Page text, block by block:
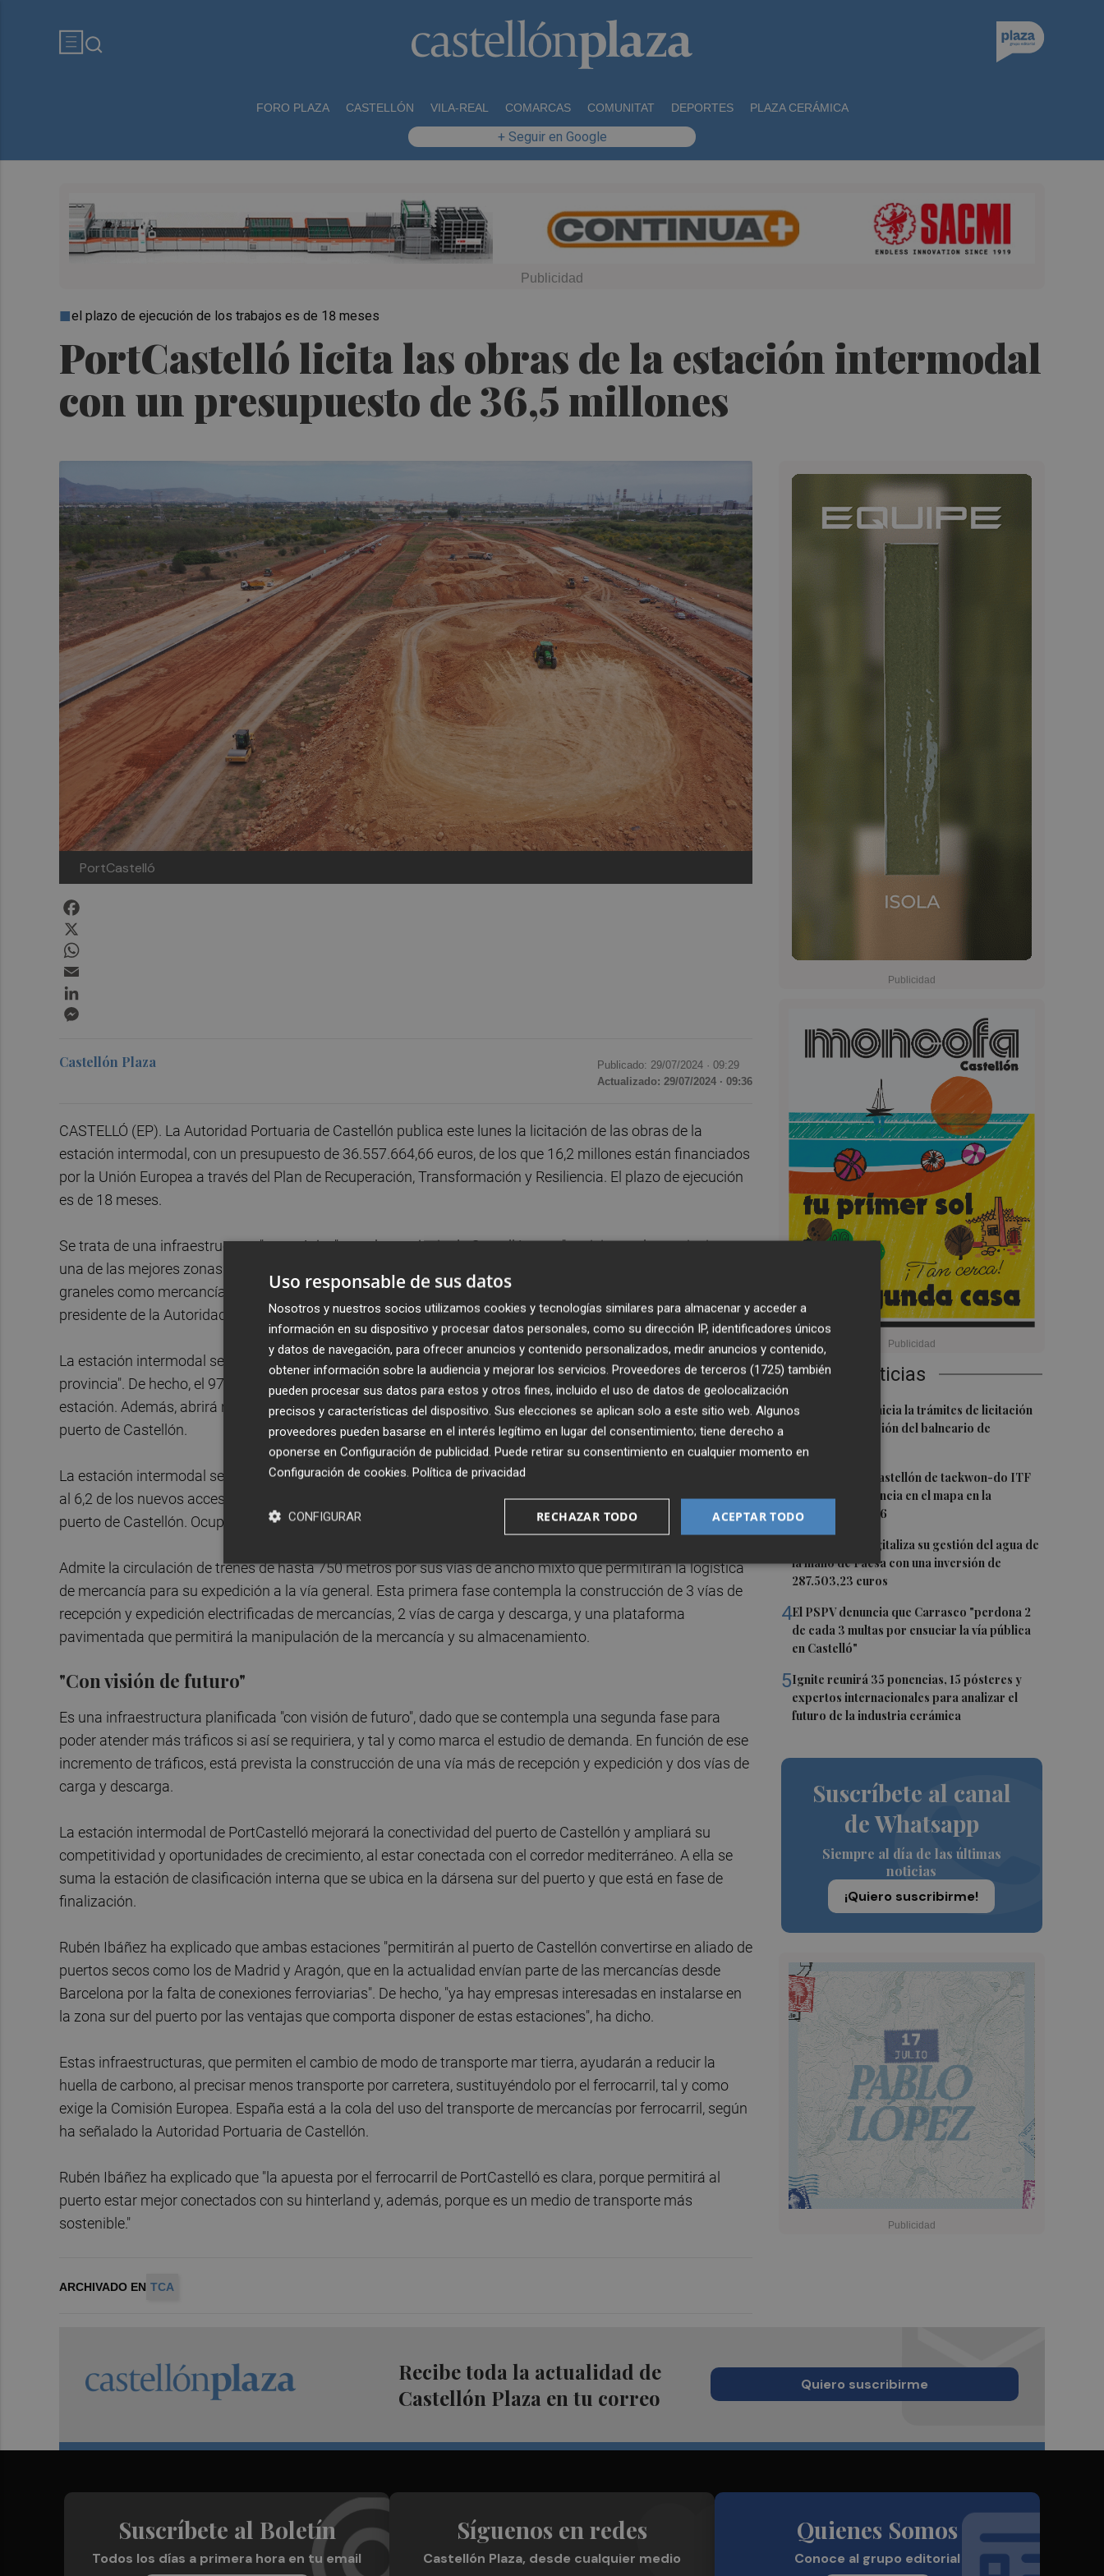
FORO PLAZA CASTELLÓN VILA-REAL COMARCAS COMUNITAT DEPORTES PLAZA CERÁMICA
+ Seguir en Google
PortCastelló licita las obras de la estación intermodal
con un presupuesto de 36,5 millones
el plazo de ejecución de los trabajos es de 18 meses
PortCastelló
Últimas Noticias
1La Diputación inicia la trámites de licitación
para la explotación del balneario de
Benassal
Los clubes de Castellón de taekwon-do ITF
ponen a la provincia en el mapa en la
temporada 25/26
Torreblanca digitaliza su gestión del agua de
la mano de Facsa con una inversión de
287.503,23 euros
4El PSPV denuncia que Carrasco "perdona 2
de cada 3 multas por ensuciar la vía pública
en Castelló"
5Ignite reunirá 35 ponencias, 15 pósteres y
expertos internacionales para analizar el
futuro de la industria cerámica
Suscríbete al canal
de Whatsapp
Siempre al día de las últimas
noticias
¡Quiero suscribirme!
Castellón Plaza Publicado: 29/07/2024 · 09:29
Actualizado: 29/07/2024 · 09:36
CASTELLÓ (EP). La Autoridad Portuaria de Castellón publica este lunes la licitación de las obras de la
estación intermodal, con un presupuesto de 36.557.664,66 euros, de los que 16,2 millones están financiados
por la Unión Europea a través del Plan de Recuperación, Transformación y Resiliencia. El plazo de ejecución
es de 18 meses.
Se trata de una infraestructura "estratégica" para la provincia de Castellón que "posiciona a la provincia en
una de las mejores zonas logísticas de España y facilitará el incremento de mercancía exportada, tanto de
graneles como mercancía general, así como la entrada y aumento de nuevos tráficos", según ha explicado el
presidente de la Autoridad Portuaria,Rubén Ibáñez.
La estación intermodal se planifica como una infraestructura "al servicio de los sectores productivos de la
provincia". De hecho, el 97 por ciento del sector cerámico está localizado a menos de 40 kilómetros de la
estación. Además, abrirá nuevas oportunidades para los sectores químico y energético situados junto al
puerto de Castellón.
La estación intermodal se ubica junto a los accesos ferroviarios del puerto, entre los puntos kilométricos 4,6
al 6,2 de los nuevos accesos al puerto, y está asociada al proyecto LogistiCS que se desarrollará junto al
puerto de Castellón. Ocupará una superficie de 300.000 metros cuadrados.
Admite la circulación de trenes de hasta 750 metros por sus vías de ancho mixto que permitirán la logística
de mercancía para su expedición a la vía general. Esta primera fase contempla la construcción de 3 vías de
recepción y expedición electrificadas de mercancías, 2 vías de carga y descarga, y una plataforma
pavimentada que permitirá la manipulación de la mercancía y su almacenamiento.
"Con visión de futuro"
Es una infraestructura planificada "con visión de futuro", dado que se contempla una segunda fase para
poder atender más tráficos si así se requiriera, y tal y como marca el estudio de demanda. En función de ese
incremento de tráficos, está prevista la construcción de una vía más de recepción y expedición y dos vías de
carga y descarga.
La estación intermodal de PortCastelló mejorará la conectividad del puerto de Castellón y ampliará su
competitividad y oportunidades de crecimiento, al estar conectada con el corredor mediterráneo. A ella se
suma la estación de clasificación interna que se ubica en la dársena sur del puerto y que está en fase de
finalización.
Rubén Ibáñez ha explicado que ambas estaciones "permitirán al puerto de Castellón convertirse en aliado de
puertos secos como los de Madrid y Aragón, que en la actualidad envían parte de las mercancías desde
Barcelona por la falta de conexiones ferroviarias". De hecho, "ya hay empresas interesadas en instalarse en
la zona sur del puerto por las ventajas que comporta disponer de estas estaciones", ha dicho.
Estas infraestructuras, que permiten el cambio de modo de transporte mar tierra, ayudarán a reducir la
huella de carbono, al precisar menos transporte por carretera, sustituyéndolo por el ferrocarril, tal y como
exige la Comisión Europea. España está a la cola del uso del transporte de mercancías por ferrocarril, según
ha señalado la Autoridad Portuaria de Castellón.
Rubén Ibáñez ha explicado que "la apuesta por el ferrocarril de PortCastelló es clara, porque permitirá al
puerto estar mejor conectados con su hinterland y, además, porque es un medio de transporte más
sostenible."
ARCHIVADO EN TCA
Recibe toda la actualidad de
Castellón Plaza en tu correo
Quiero suscribirme
Suscríbete al Boletín
Todos los días a primera hora en tu email
Síguenos en redes
Castellón Plaza, desde cualquier medio
Quienes Somos
Conoce al grupo editorial
Uso responsable de sus datos
Nosotros y nuestros socios utilizamos cookies y tecnologías similares para almacenar y acceder a
información en su dispositivo y procesar datos personales, como su dirección IP, identificadores únicos
y datos de navegación, para ofrecer anuncios y contenido personalizados, medir anuncios y contenido,
obtener información sobre la audiencia y mejorar los servicios. Proveedores de terceros (1725) también
pueden procesar sus datos para estos y otros fines, incluido el uso de datos de geolocalización
precisos y características del dispositivo. Sus elecciones se aplican solo a este sitio web. Algunos
proveedores pueden basarse en el interés legítimo en lugar del consentimiento; tiene derecho a
oponerse en Configuración de publicidad. Puede retirar su consentimiento en cualquier momento en
Configuración de cookies. Política de privacidad
ACEPTAR TODO
RECHAZAR TODO
CONFIGURAR